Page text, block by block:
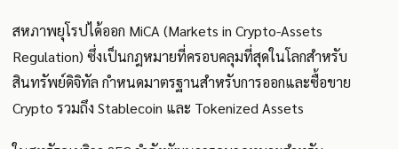
สหภาพยุโรปได้ออก MiCA (Markets in Crypto-Assets
Regulation) ซึ่งเป็นกฎหมายที่ครอบคลุมที่สุดในโลกสำหรับ
สินทรัพย์ดิจิทัล กำหนดมาตรฐานสำหรับการออกและซื้อขาย
Crypto รวมถึง Stablecoin และ Tokenized Assets